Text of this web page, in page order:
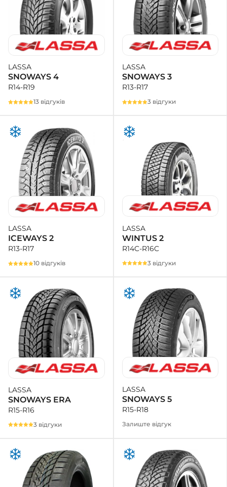
LASSA
SNOWAYS 4
R14-R19
13 відгуків
LASSA
SNOWAYS 3
R13-R17
3 відгуки
LASSA
ICEWAYS 2
R13-R17
10 відгуків
LASSA
WINTUS 2
R14C-R16C
3 відгуки
LASSA
SNOWAYS ERA
R15-R16
3 відгуки
LASSA
SNOWAYS 5
R15-R18
Залиште відгук